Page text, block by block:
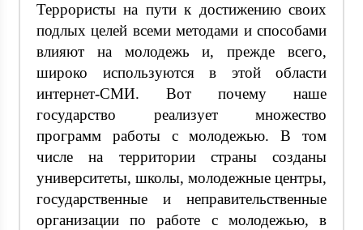
Террористы на пути к достижению своих
подлых целей всеми методами и способами
влияют на молодежь и, прежде всего,
широко используются в этой области
интернет-СМИ. Вот почему наше
государство реализует множество
программ работы с молодежью. В том
числе на территории страны созданы
университеты, школы, молодежные центры,
государственные и неправительственные
организации по работе с молодежью, в